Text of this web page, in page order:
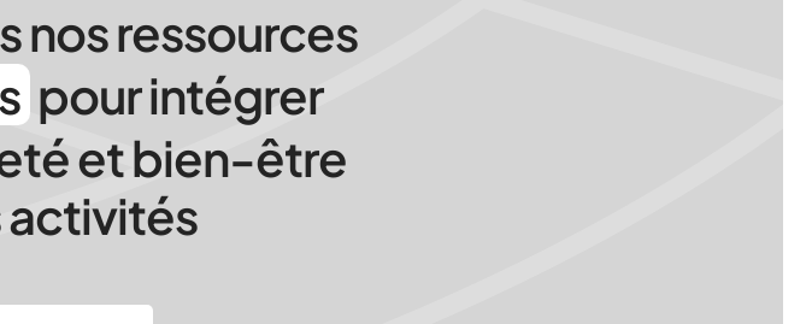
nos ressources
pour intégrer
et bien-être
activités